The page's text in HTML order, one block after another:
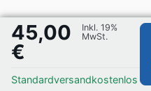
45,00
€
Inkl. 19%
MwSt.
Standardversandkostenlos